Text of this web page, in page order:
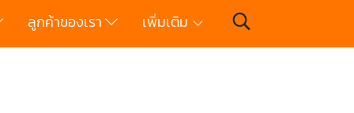
ลูกค้าของเรา เพิ่มเติม